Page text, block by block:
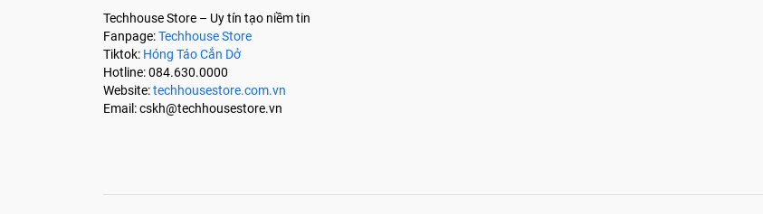
techhousestore.com.vn
Email:cskh@techhousestore.vn
được mọi ý kiến đóng góp từ khách hàng để có